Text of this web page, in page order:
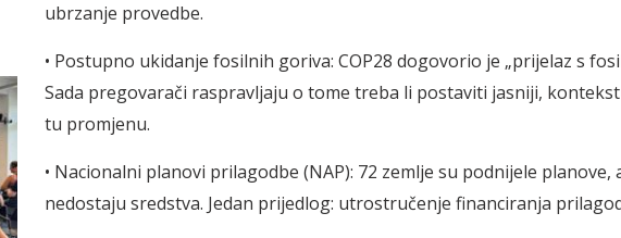
ubrzanje provedbe.
• Postupno ukidanje fosilnih goriva: COP28 dogovorio je „prijelaz s
Sada pregovarači raspravljaju o tome treba li postaviti jasniji,
tu promjenu.
• Nacionalni planovi prilagodbe (NAP): 72 zemlje su podnijele planove,
nedostaju sredstva. Jedan prijedlog: utrostručenje financiranja